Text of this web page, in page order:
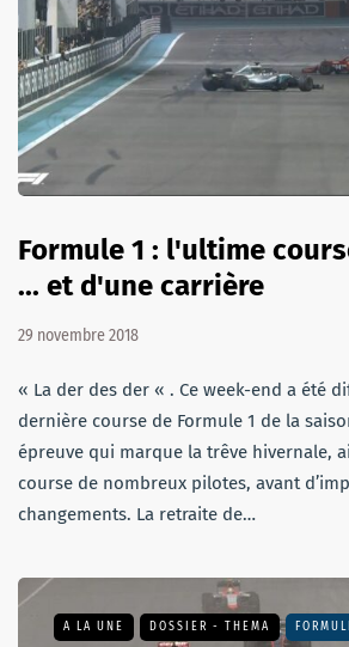
Formule 1 : l'ultime
... et d'une carrière
29 novembre 2018
« La der des der « . Ce week-end a été
dernière course de Formule 1 de la
épreuve qui marque la trêve hivernale,
course de nombreux pilotes, avant
changements. La retraite de…
A LA UNE DOSSIER - THEMA